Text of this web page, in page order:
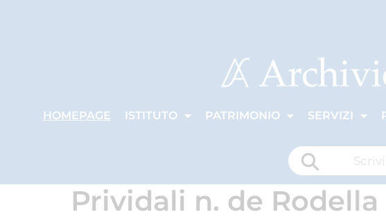
HOMEPAGE ISTITUTO PATRIMONIO SERVIZI
Prividali n. de